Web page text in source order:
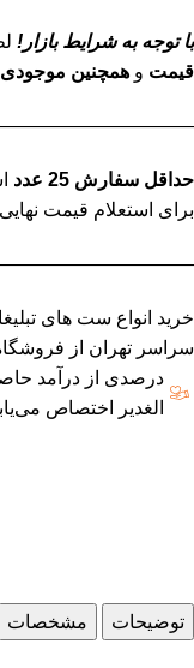
با توجه به شرایط بازار!
قیمت و همچنین موجودی
حداقل سفارش 25 عدد
برای استعلام قیمت
خرید انواع ست های
سراسر تهران از فروشگاه
درصدی از درآمد
الغدیر اختصاص
توضیحات مشخصات